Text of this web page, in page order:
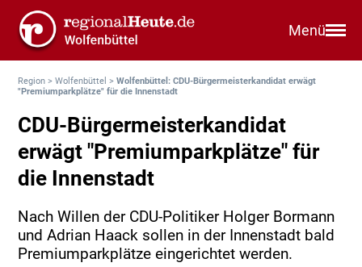
Menü
Region >Wolfenbüttel >Wolfenbüttel: CDU-Bürgermeisterkandidat erwägt
"Premiumparkplätze" für die Innenstadt
CDU-Bürgermeisterkandidat
erwägt "Premiumparkplätze" für
die Innenstadt
Nach Willen der CDU-Politiker Holger Bormann
und Adrian Haack sollen in der Innenstadt bald
Premiumparkplätze eingerichtet werden.